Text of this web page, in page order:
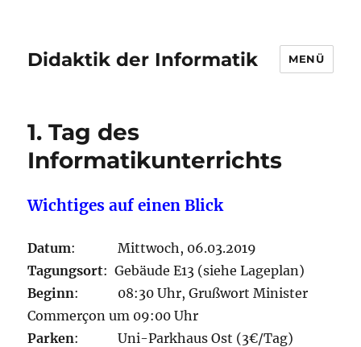
Didaktik der Informatik MENÜ
1. Tag des
Informatikunterrichts
Wichtiges auf einen Blick
Datum: Mittwoch, 06.03.2019
Tagungsort: Gebäude E13 (siehe Lageplan)
Beginn: 08:30 Uhr, Grußwort Minister
Commerçon um 09:00 Uhr
Parken: Uni-Parkhaus Ost (3€/Tag)